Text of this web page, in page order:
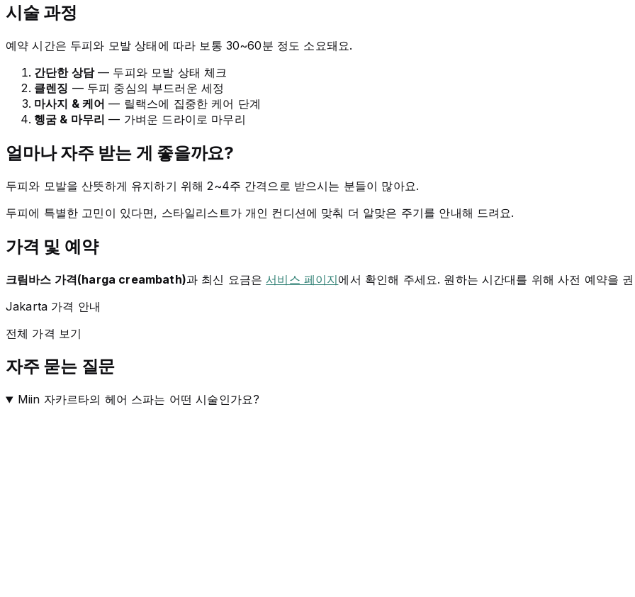
시술 과정
예약 시간은 두피와 모발 상태에 따라 보통 30~60분 정도 소요돼요.
간단한 상담— 두피와 모발 상태 체크
클렌징 — 두피 중심의 부드러운 세정
마사지 & 케어 — 릴랙스에 집중한 케어 단계
헹굼 & 마무리 — 가벼운 드라이로 마무리
얼마나 자주 받는 게 좋을까요?
두피와 모발을 산뜻하게 유지하기 위해 2~4주 간격으로 받으시는 분들이 많아요.
두피에 특별한 고민이 있다면, 스타일리스트가 개인 컨디션에 맞춰 더 알맞은 주기를 안내해 드려요.
가격 및 예약
크림바스 가격(harga creambath)과 최신 요금은서비스 페이지에서 확인해 주세요. 원하는 시간대를 위해 사전 예약을
Jakarta 가격 안내
전체 가격 보기
자주 묻는 질문
Miin 자카르타의 헤어 스파는 어떤 시술인가요?